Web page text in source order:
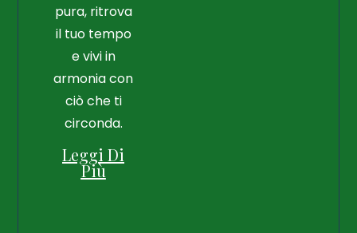
pura, ritrova
il tuo tempo
e vivi in
armonia con
ciò che ti
circonda.
Leggi Di
Più